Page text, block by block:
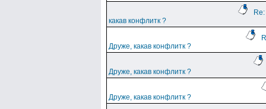
какав конфлитк ?
Друже, какав конфлитк ?
Друже, какав конфлитк ?
Друже, какав конфлитк ?